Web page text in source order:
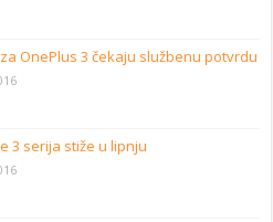
OnePlus 3 čekaju službenu potvrdu
3 serija stiže u lipnju